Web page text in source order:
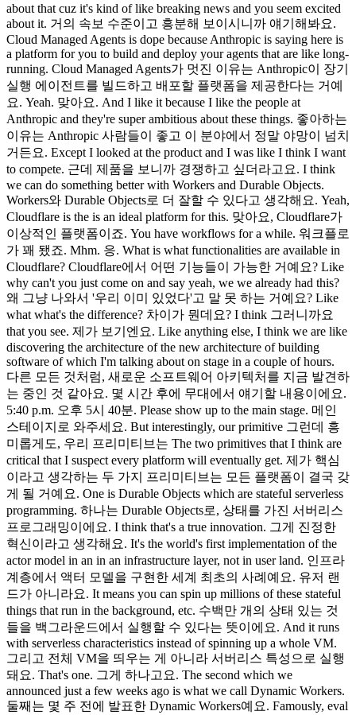
about that cuz it's kind of like breaking news and you seem excited
about it. 거의 속보 수준이고 흥분해 보이시니까 얘기해봐요.
Cloud Managed Agents is dope because Anthropic is saying here is
a platform for you to build and deploy your agents that are like long-
running. Cloud Managed Agents가 멋진 이유는 Anthropic이 장기
실행 에이전트를 빌드하고 배포할 플랫폼을 제공한다는 거예
요. Yeah. 맞아요. And I like it because I like the people at
Anthropic and they're super ambitious about these things. 좋아하는
이유는 Anthropic 사람들이 좋고 이 분야에서 정말 야망이 넘치
거든요. Except I looked at the product and I was like I think I want
to compete. 근데 제품을 보니까 경쟁하고 싶더라고요. I think
we can do something better with Workers and Durable Objects.
Workers와 Durable Objects로 더 잘할 수 있다고 생각해요. Yeah,
Cloudflare is the is an ideal platform for this. 맞아요, Cloudflare가
이상적인 플랫폼이죠. You have workflows for a while. 워크플로
가 꽤 됐죠. Mhm. 응. What is what functionalities are available in
Cloudflare? Cloudflare에서 어떤 기능들이 가능한 거예요? Like
why can't you just come on and say yeah, we we already had this?
왜 그냥 나와서 '우리 이미 있었다'고 말 못 하는 거예요? Like
what what's the difference? 차이가 뭔데요? I think 그러니까요
that you see. 제가 보기엔요. Like anything else, I think we are like
discovering the architecture of the new architecture of building
software of which I'm talking about on stage in a couple of hours.
다른 모든 것처럼, 새로운 소프트웨어 아키텍처를 지금 발견하
는 중인 것 같아요. 몇 시간 후에 무대에서 얘기할 내용이에요.
5:40 p.m. 오후 5시 40분. Please show up to the main stage. 메인
스테이지로 와주세요. But interestingly, our primitive 그런데 흥
미롭게도, 우리 프리미티브는 The two primitives that I think are
critical that I suspect every platform will eventually get. 제가 핵심
이라고 생각하는 두 가지 프리미티브는 모든 플랫폼이 결국 갖
게 될 거예요. One is Durable Objects which are stateful serverless
programming. 하나는 Durable Objects로, 상태를 가진 서버리스
프로그래밍이에요. I think that's a true innovation. 그게 진정한
혁신이라고 생각해요. It's the world's first implementation of the
actor model in an in an infrastructure layer, not in user land. 인프라
계층에서 액터 모델을 구현한 세계 최초의 사례예요. 유저 랜
드가 아니라요. It means you can spin up millions of these stateful
things that run in the background, etc. 수백만 개의 상태 있는 것
들을 백그라운드에서 실행할 수 있다는 뜻이에요. And it runs
with serverless characteristics instead of spinning up a whole VM.
그리고 전체 VM을 띄우는 게 아니라 서버리스 특성으로 실행
돼요. That's one. 그게 하나고요. The second which we
announced just a few weeks ago is what we call Dynamic Workers.
둘째는 몇 주 전에 발표한 Dynamic Workers예요. Famously, eval